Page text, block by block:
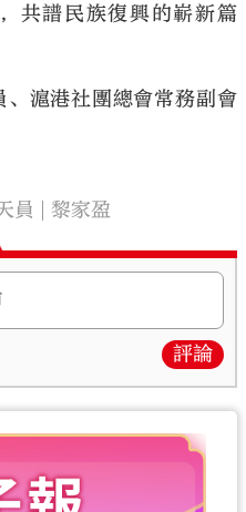
共譜民族復興的嶄新篇
、滬港社團總會常務副會
員 黎家盈
評論